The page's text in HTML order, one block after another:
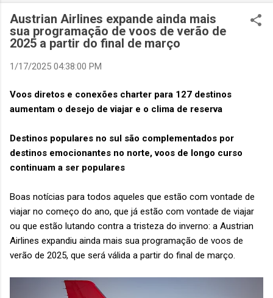
custa ao setor US$ 6,3 bilhões anualmente. Cada mala
extraviada acarreta um custo médio de US$ 260. Com um
lucro líquido médio de apenas US$ 8 por passageiro, uma mala
cinco anulam o lucro de um voo inteiro. O núme...
Austrian Airlines expande ainda mais
sua programação de voos de verão de
2025 a partir do final de março
1/17/2025 04:38:00 PM
Voos diretos e conexões charter para 127 destinos
aumentam o desejo de viajar e o clima de reserva
Destinos populares no sul são complementados por
destinos emocionantes no norte, voos de longo curso
continuam a ser populares
Boas notícias para todos aqueles que estão com vontade de
viajar no começo do ano, que já estão com vontade de viajar
ou que estão lutando contra a tristeza do inverno: a Austrian
Airlines expandiu ainda mais sua programação de voos de
verão de 2025, que será válida a partir do final de março.